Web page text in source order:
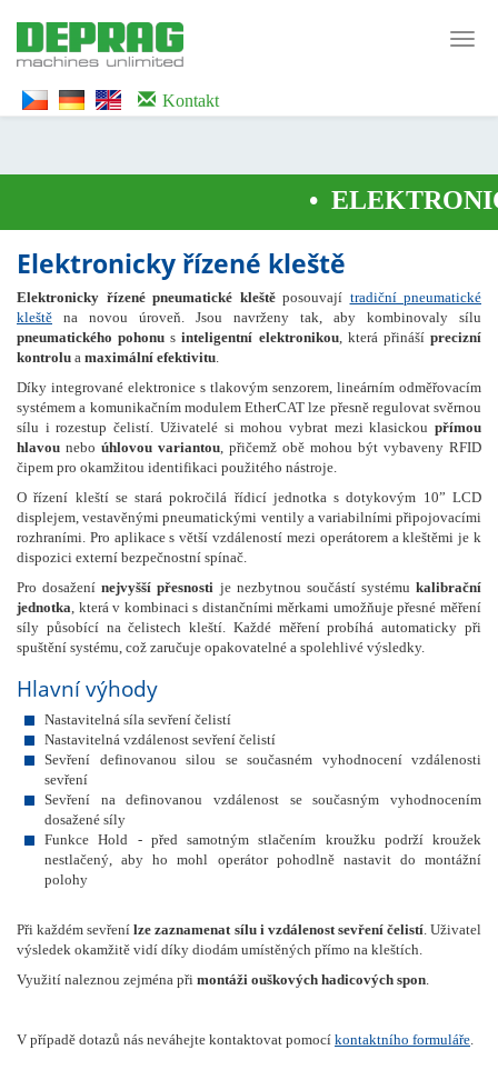
WTG9QS7C" height="0" width="0" style="display:none;visibility:hidden">
</iframe></noscript>
Kontakt
•
Elektronicky řízené kleště
Elektronicky řízené pneumatické kleštěposouvají tradiční pneumatické
kleště na novou úroveň. Jsou navrženy tak, aby kombinovaly sílu
pneumatického pohonu sinteligentní elektronikou, která přinášíprecizní
kontrolu a maximální efektivitu.
Díky integrované elektronice s tlakovým senzorem, lineárním odměřovacím
systémem a komunikačním modulem EtherCAT lze přesně regulovat svěrnou
sílu i rozestup čelistí. Uživatelé si mohou vybrat mezi klasickou přímou
hlavou nebo úhlovou variantou, přičemž obě mohou být vybaveny RFID
čipem pro okamžitou identifikaci použitého nástroje.
O řízení kleští se stará pokročilá řídicí jednotka s dotykovým 10” LCD
displejem, vestavěnými pneumatickými ventily a variabilními připojovacími
rozhraními. Pro aplikace s větší vzdáleností mezi operátorem a kleštěmi je k
dispozici externí bezpečnostní spínač.
Pro dosaženínejvyšší přesnosti je nezbytnou součástí systému kalibrační
jednotka, která v kombinaci s distančními měrkami umožňuje přesné měření
síly působící na čelistech kleští. Každé měření probíhá automaticky při
spuštění systému, což zaručuje opakovatelné a spolehlivé výsledky.
Hlavní výhody
Nastavitelná síla sevření čelistí
Nastavitelná vzdálenost sevření čelistí
Sevření definovanou silou se současném vyhodnocení vzdálenosti
sevření
Sevření na definovanou vzdálenost se současným vyhodnocením
dosažené síly
Funkce Hold - před samotným stlačením kroužku podrží kroužek
nestlačený, aby ho mohl operátor pohodlně nastavit do montážní
polohy
Při každém sevřenílze zaznamenat sílu i vzdálenost sevření čelistí. Uživatel
výsledek okamžitě vidí díky diodám umístěných přímo na kleštích.
Využití naleznou zejména při montáži ouškových hadicových spon.
V případě dotazů nás neváhejte kontaktovat pomocí kontaktního formuláře.